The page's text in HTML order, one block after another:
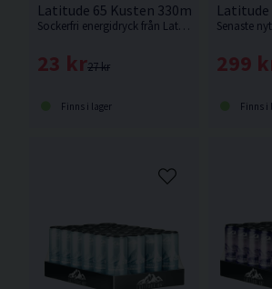
Latitude 65 Kusten 330ml Ananas
Sockerfri energidryck från Latitude 65 med smak av ananas.
27 kr
23 kr
Finns i lager
Latitude
299
Finns i